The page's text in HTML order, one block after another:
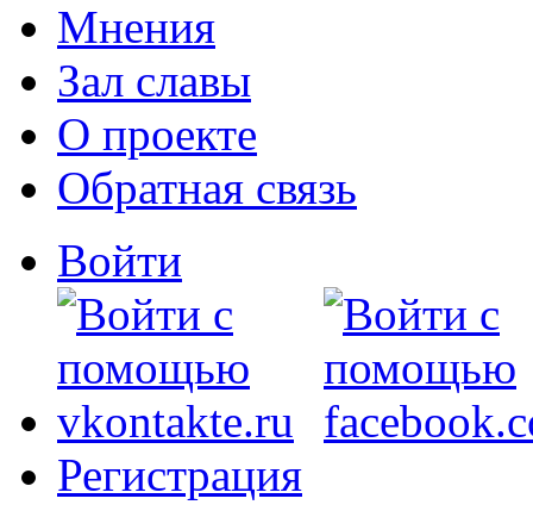
Мнения
Зал славы
О проекте
Обратная связь
Войти
Регистрация